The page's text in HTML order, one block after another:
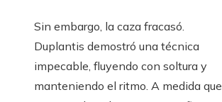
Sin embargo, la caza fracasó.
Duplantis demostró una técnica
impecable, fluyendo con soltura y
manteniendo el ritmo. A medida que